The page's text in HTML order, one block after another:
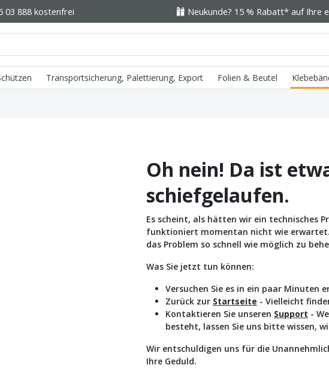
03 888 kostenfrei Neukunde? 15 % Rabatt* auf Ihre
Transportsicherung, Palettierung, Export Folien & Beutel
Oh nein! Da ist
schiefgelaufen.
Es scheint, als hätten wir ein technisches
funktioniert momentan nicht wie
das Problem so schnell wie möglich zu
Was Sie jetzt tun können:
Versuchen Sie es in ein paar Minuten
Zurück zur Startseite - Vielleicht
Kontaktieren Sie unseren Support -
besteht, lassen Sie uns bitte wissen,
Wir entschuldigen uns für die
Ihre Geduld.